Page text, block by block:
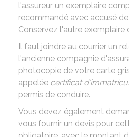
l'assureur un exemplaire
recommandé avec accusé
Conservez l'autre exemplaire
Il faut joindre au courrier un
l'ancienne compagnie
photocopie de votre carte
appelée certificat
permis de conduire.
Vous devez également
vous fournir un devis pour